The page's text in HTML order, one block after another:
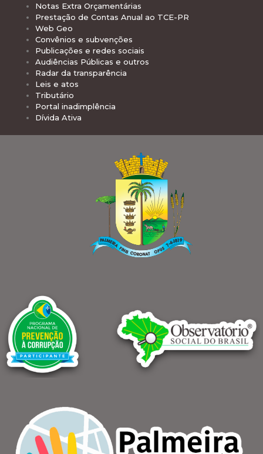
Notas Extra Orçamentárias
Prestação de Contas Anual ao TCE-PR
Web Geo
Convênios e subvenções
Publicações e redes sociais
Audiências Públicas e outros
Radar da transparência
Leis e atos
Tributário
Portal inadimplência
Dívida Ativa